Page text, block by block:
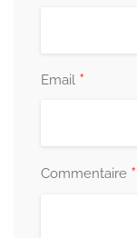
Email *
Commentaire *